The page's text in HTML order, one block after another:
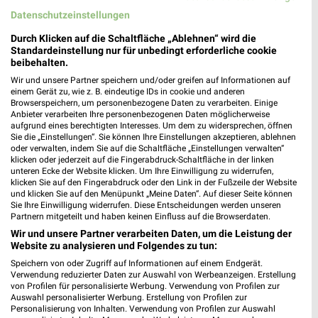
Jetzt alle "Angebote ab Donnerstag" Themen entdecken!
MEHR PROSPEKTE
weekli - Prospekte & Angebote App
Alle EDEKA Angebote immer griffbereit – mit der kostenlosen
weekli App für iOS & Android.
Datenschutzeinstellungen
Durch Klicken auf die Schaltfläche „Ablehnen“ wird die
Standardeinstellung nur für unbedingt erforderliche cookie
beibehalten.
Wir und unsere Partner speichern und/oder greifen auf Informationen auf
einem Gerät zu, wie z. B. eindeutige IDs in cookie und anderen
Browserspeichern, um personenbezogene Daten zu verarbeiten. Einige
Anbieter verarbeiten Ihre personenbezogenen Daten möglicherweise
aufgrund eines berechtigten Interesses. Um dem zu widersprechen, öffnen
Sie die „Einstellungen“. Sie können Ihre Einstellungen akzeptieren, ablehnen
oder verwalten, indem Sie auf die Schaltfläche „Einstellungen verwalten“
klicken oder jederzeit auf die Fingerabdruck-Schaltfläche in der linken
unteren Ecke der Website klicken. Um Ihre Einwilligung zu widerrufen,
klicken Sie auf den Fingerabdruck oder den Link in der Fußzeile der Website
und klicken Sie auf den Menüpunkt „Meine Daten“. Auf dieser Seite können
Sie Ihre Einwilligung widerrufen. Diese Entscheidungen werden unseren
Partnern mitgeteilt und haben keinen Einfluss auf die Browserdaten.
Wir und unsere Partner verarbeiten Daten, um die Leistung der
Website zu analysieren und Folgendes zu tun:
Speichern von oder Zugriff auf Informationen auf einem Endgerät.
Verwendung reduzierter Daten zur Auswahl von Werbeanzeigen. Erstellung
von Profilen für personalisierte Werbung. Verwendung von Profilen zur
Auswahl personalisierter Werbung. Erstellung von Profilen zur
Personalisierung von Inhalten. Verwendung von Profilen zur Auswahl